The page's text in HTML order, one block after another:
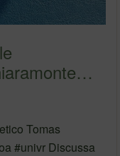
Tomas
#univr Discussa